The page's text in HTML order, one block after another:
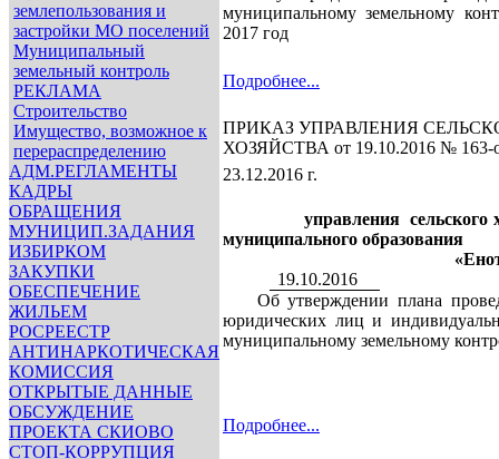
землепользования и
застройки МО поселений
Муниципальный
земельный контроль
РЕКЛАМА
Строительство
Имущество, возможное к
перераспределению
АДМ.РЕГЛАМЕНТЫ
КАДРЫ
ОБРАЩЕНИЯ
МУНИЦИП.ЗАДАНИЯ
ИЗБИРКОМ
ЗАКУПКИ
ОБЕСПЕЧЕНИЕ
ЖИЛЬЕМ
РОСРЕЕСТР
АНТИНАРКОТИЧЕСКАЯ
КОМИССИЯ
ОТКРЫТЫЕ ДАННЫЕ
ОБСУЖДЕНИЕ
ПРОЕКТА СКИОВО
СТОП-КОРРУПЦИЯ
муниципальному земельному
2017 год
Подробнее...
ПРИКАЗ УПРАВЛЕНИЯ
ХОЗЯЙСТВА от 19.10.2016 № 163-
23.12.2016 г.
управления сельского
муниципального образования
«Енотаевский
19.10.2016
Об утверждении плана
юридических лиц и
муниципальному земельному
Подробнее...